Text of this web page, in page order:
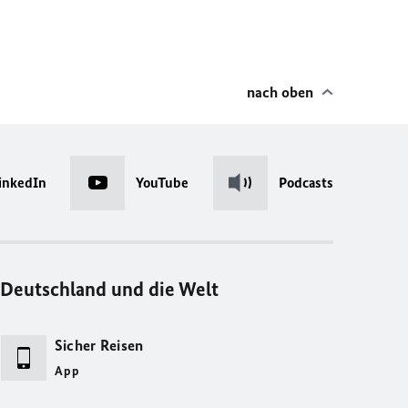
nach oben
YouTube Podcasts
Deutschland und die Welt
Sicher Reisen
App